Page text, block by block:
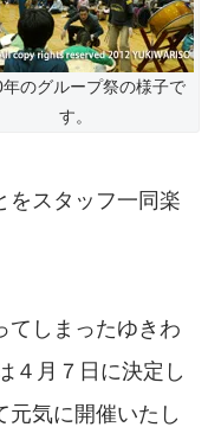
年のグループ祭の様子で
す。
をスタッフ一同楽
てしまったゆきわ
４月７日に決定し
元気に開催いたし